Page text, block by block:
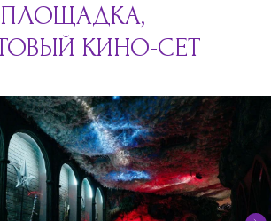
ПЛОЩАДКА,
КИНО-СЕТ